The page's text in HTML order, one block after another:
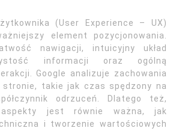
(User Experience – UX)
element pozycjonowania.
nawigacji, intuicyjny układ
informacji oraz ogólną
Google analizuje zachowania
stronie, takie jak czas spędzony na
odrzuceń. Dlatego też,
jest równie ważna, jak
i tworzenie wartościowych